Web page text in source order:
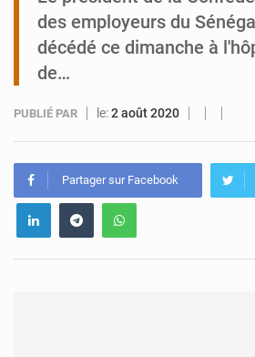
des employeurs du
décédé ce dimanche à
de…
PUBLIÉ PAR le:2 août 2020
Partager sur Facebook